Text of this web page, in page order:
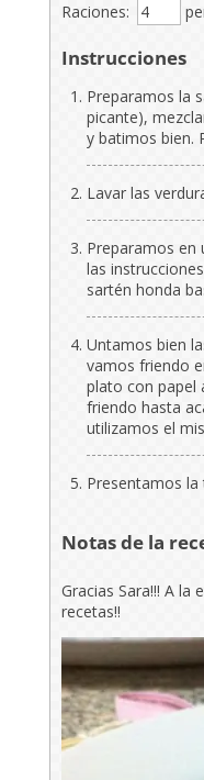
Raciones:
Instrucciones
Preparamos la
picante),
y batimos bien.
Lavar las
Preparamos en
las
sartén honda
Untamos bien
vamos friendo
plato con papel
friendo hasta
utilizamos el
Presentamos la
Notas de la
Gracias Sara!!! A la
recetas!!